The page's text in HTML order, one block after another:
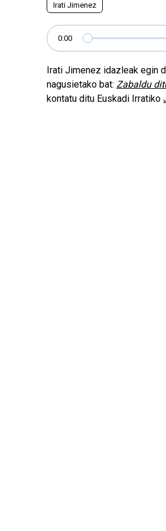
Irati Jimenez
0:00
Irati Jimenez idazleak egin
nagusietako bat: Zabaldu
kontatu ditu Euskadi Irratiko